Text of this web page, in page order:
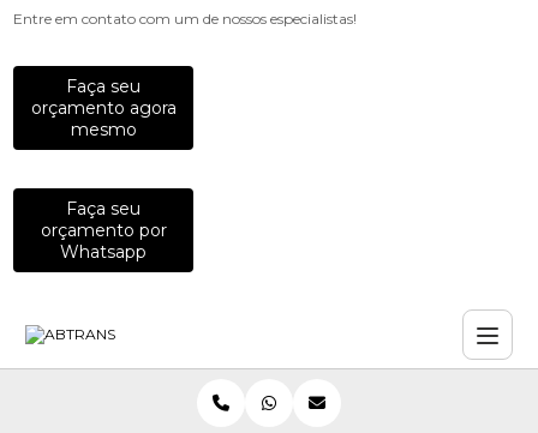
Entre em contato com um de nossos especialistas!
Faça seu
orçamento agora
mesmo
Faça seu
orçamento por
Whatsapp